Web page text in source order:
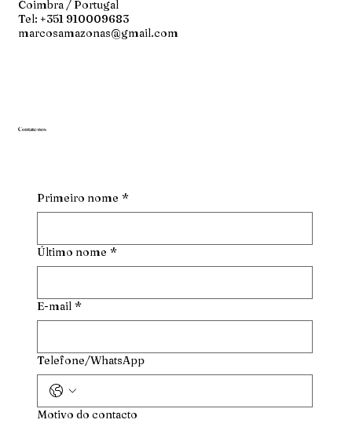
Coimbra / Portugal
Tel: +351 910009683
marcosamazonas@gmail.com
Contate-nos
Primeiro nome *
Último nome *
E-mail *
Telefone/WhatsApp
Motivo do contacto